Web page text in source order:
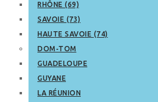
RHÔNE (69)
SAVOIE (73)
HAUTE SAVOIE (74)
DOM-TOM
GUADELOUPE
GUYANE
LA RÉUNION